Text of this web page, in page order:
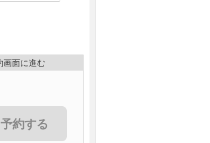
画面に進む
予約する